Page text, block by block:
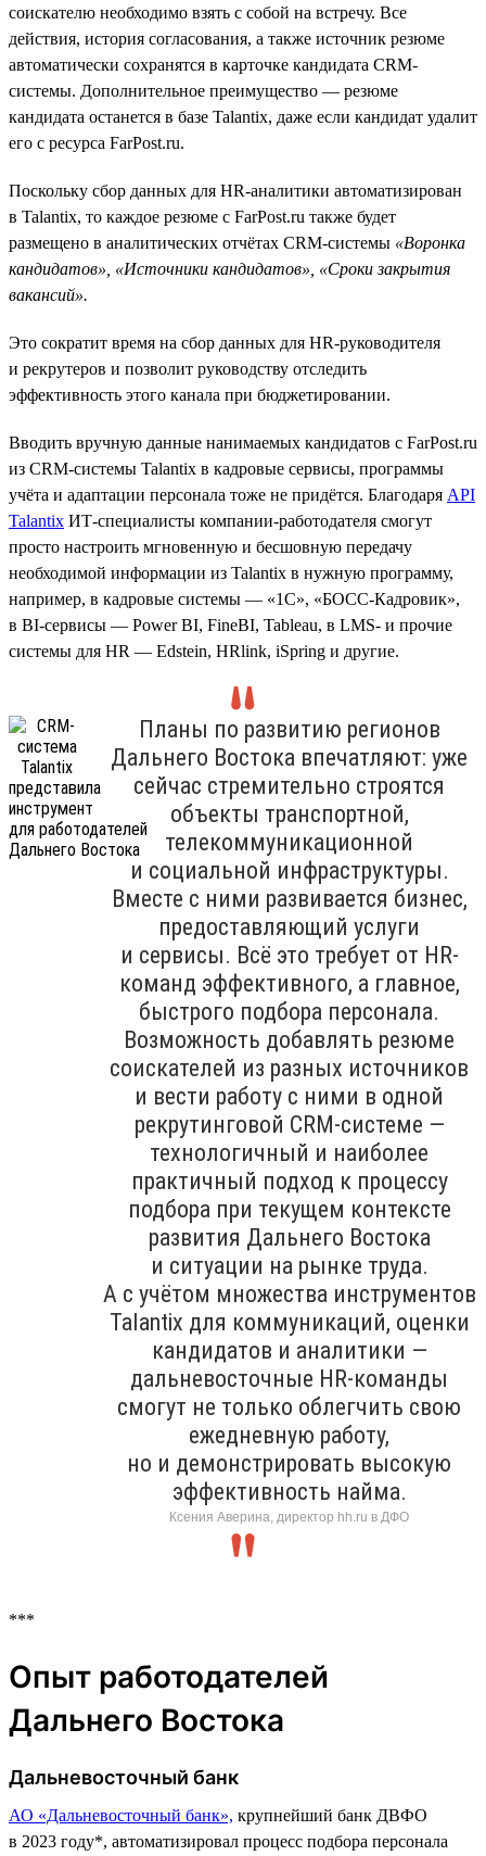
соискателю необходимо взять с собой на встречу. Все
действия, история согласования, а также источник резюме
автоматически сохранятся в карточке кандидата CRM-
системы. Дополнительное преимущество — резюме
кандидата останется в базе Talantix, даже если кандидат удалит
его с ресурса FarPost.ru.
Поскольку сбор данных для HR-аналитики автоматизирован
в Talantix, то каждое резюме c FarPost.ru также будет
размещено в аналитических отчётах CRM-системы «Воронка
кандидатов», «Источники кандидатов», «Сроки закрытия
вакансий».
Это сократит время на сбор данных для HR-руководителя
и рекрутеров и позволит руководству отследить
эффективность этого канала при бюджетировании.
Вводить вручную данные нанимаемых кандидатов с FarPost.ru
из CRM-системы Talantix в кадровые сервисы, программы
учёта и адаптации персонала тоже не придётся. Благодаря API
Talantix ИТ-специалисты компании-работодателя смогут
просто настроить мгновенную и бесшовную передачу
необходимой информации из Talantix в нужную программу,
например, в кадровые системы — «1С», «БОСС-Кадровик»,
в BI-сервисы — Power BI, FineBI, Tableau, в LMS- и прочие
системы для HR — Edstein, HRlink, iSpring и другие.
Планы по развитию регионов
Дальнего Востока впечатляют: уже
сейчас стремительно строятся
объекты транспортной,
телекоммуникационной
и социальной инфраструктуры.
Вместе с ними развивается бизнес,
предоставляющий услуги
и сервисы. Всё это требует от HR-
команд эффективного, а главное,
быстрого подбора персонала.
Возможность добавлять резюме
соискателей из разных источников
и вести работу с ними в одной
рекрутинговой CRM-системе —
технологичный и наиболее
практичный подход к процессу
подбора при текущем контексте
развития Дальнего Востока
и ситуации на рынке труда.
А с учётом множества инструментов
Talantix для коммуникаций, оценки
кандидатов и аналитики —
дальневосточные HR-команды
смогут не только облегчить свою
ежедневную работу,
но и демонстрировать высокую
эффективность найма.
Ксения Аверина, директор hh.ru в ДФО
***
Опыт работодателей
Дальнего Востока
Дальневосточный банк
АО «Дальневосточный банк», крупнейший банк ДВФО
в 2023 году*, автоматизировал процесс подбора персонала